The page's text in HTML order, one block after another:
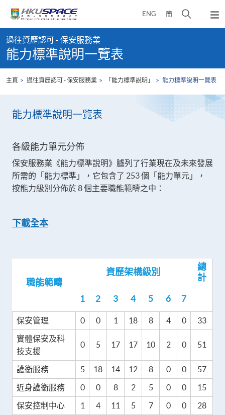
content
ENG 簡
開
面
彈
出
content
start
過往資歷認可 - 保安服務業
能力標準說明一覽表
主頁 過往資歷認可 - 保安服務業 「能力標準說明」 能力標準說明一覽表
能力標準說明一覽表
各級能力單元分佈
保安服務業《能力標準說明》臚列了行業現在及未來發展
所需的「能力標準」，它包含了 253 個「能力單元」，
按能力級別分佈於 8 個主要職能範疇之中：
下載全本
職能範疇
資歷架構級別
總
計
1
2 3 4 5 6 7
保安管理 0 0 1 18 8 4 0
33
實體保安及科
技支援
0 5 17 17 10 2 0 51
護衞服務 5 18 14 12 8 0 0
57
近身護衞服務
0 0 8 2 5 0 0
15
保安控制中心
1 4 11 5 7 0 0
28